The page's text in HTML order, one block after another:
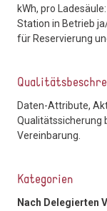
kWh, pro
Station in Betrieb
für Reservierung
Daten-Attribute,
Qualitätssicherung
Vereinbarung.
Kategorien
Nach Delegierten